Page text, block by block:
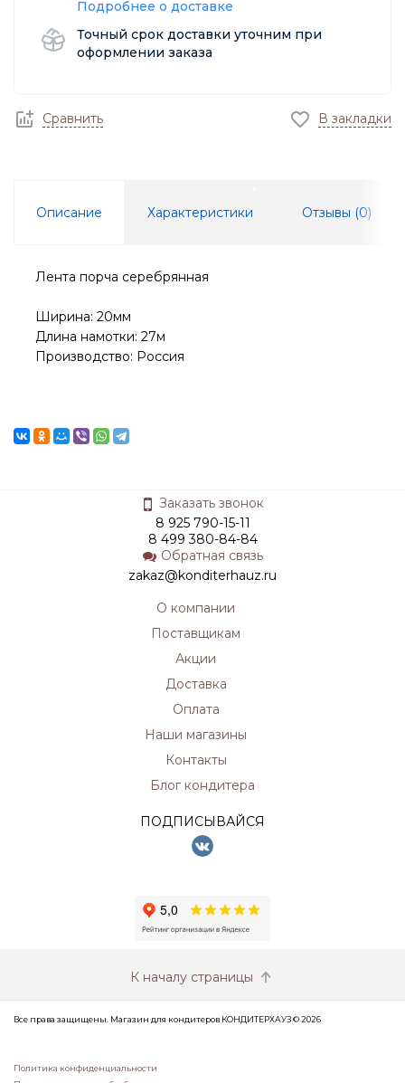
Подробнее о доставке
Точный срок доставки уточним при
оформлении заказа
Сравнить В закладки
Описание Характеристики Отзывы (0)
Лента порча серебрянная
Ширина: 20мм
Длина намотки: 27м
Производство: Россия
Заказать звонок
8 925 790-15-11
8 499 380-84-84
Обратная связь
zakaz@konditerhauz.ru
О компании
Поставщикам
Акции
Доставка
Оплата
Наши магазины
Контакты
Блог кондитера
ПОДПИСЫВАЙСЯ
К началу страницы
Все права защищены. Магазин для кондитеров КОНДИТЕРХАУЗ © 2026
Политика конфиденциальности